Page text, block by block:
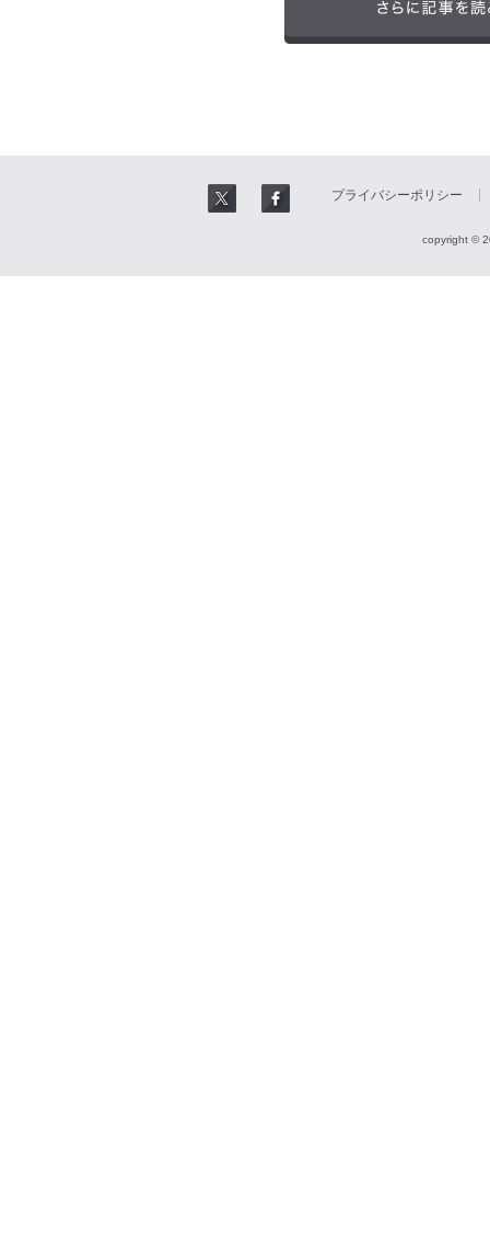
プライバシーポリシー
copyright ©